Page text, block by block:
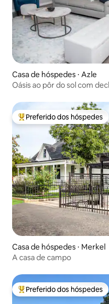
Casa de hóspedes ⋅ Azle
Oásis ao pôr do sol com
Entre os melhores
Preferido dos hóspedes
Casa de hóspedes ⋅ Merkel
A casa de campo
Entre os melhores
Preferido dos hóspedes